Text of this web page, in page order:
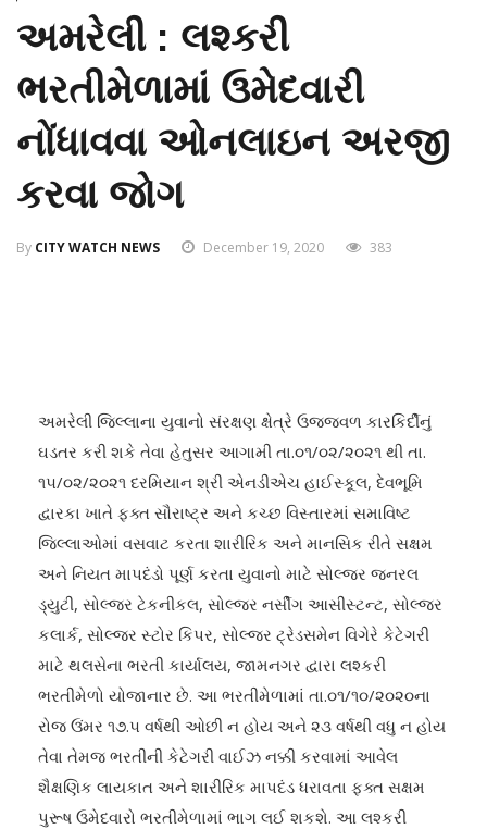
અમરેલી : લશ્કરી
ભરતીમેળામાં ઉમેદવારી
નોંધાવવા ઓનલાઇન અરજી
કરવા જોગ
By CITY WATCH NEWS December 19, 2020 383
અમરેલી જિલ્લાના યુવાનો સંરક્ષણ ક્ષેત્રે ઉજ્જવળ કારકિર્દીનું
ઘડતર કરી શકે તેવા હેતુસર આગામી તા.૦૧/૦૨/૨૦૨૧ થી તા.
૧૫/૦૨/૨૦૨૧ દરમિયાન શ્રી એનડીએચ હાઈસ્કૂલ, દેવભૂમિ
દ્વારકા ખાતે ફક્ત સૌરાષ્ટ્ર અને કચ્છ વિસ્તારમાં સમાવિષ્ટ
જિલ્લાઓમાં વસવાટ કરતા શારીરિક અને માનસિક રીતે સક્ષમ
અને નિયત માપદંડો પૂર્ણ કરતા યુવાનો માટે સોલ્જર જનરલ
ડ્યુટી, સોલ્જર ટેકનીકલ, સોલ્જર નર્સીગ આસીસ્ટન્ટ, સોલ્જર
કલાર્ક, સોલ્જર સ્ટોર કિપર, સોલ્જર ટ્રેડસમેન વિગેરે કેટેગરી
માટે થલસેના ભરતી કાર્યાલય, જામનગર દ્વારા લશ્કરી
ભરતીમેળો યોજાનાર છે. આ ભરતીમેળામાં તા.૦૧/૧૦/૨૦૨૦ના
રોજ ઉંમર ૧૭.૫ વર્ષથી ઓછી ન હોય અને ૨૩ વર્ષથી વધુ ન હોય
તેવા તેમજ ભરતીની કેટેગરી વાઈઝ નક્કી કરવામાં આવેલ
શૈક્ષણિક લાયકાત અને શારીરિક માપદંડ ધરાવતા ફક્ત સક્ષમ
પુરૂષ ઉમેદવારો ભરતીમેળામાં ભાગ લઈ શકશે. આ લશ્કરી